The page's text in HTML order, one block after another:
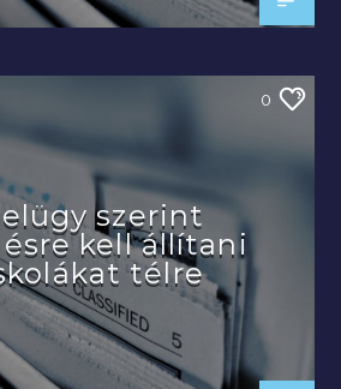
0
szerint
kell állítani
télre